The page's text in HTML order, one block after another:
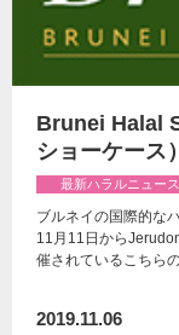
Brunei Halal
ショーケース
最新ハラルニュース
ブルネイの国際的な
11月11日から
催されているこちら
2019.11.06